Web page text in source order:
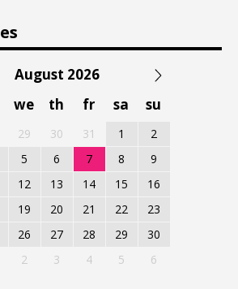
August 2026
we th fr sa su
29 30 31 1
2
5 6 7 8
9
12 13 14 15
16
19 20 21 22
23
26 27 28 29
30
2 3 4 5 6